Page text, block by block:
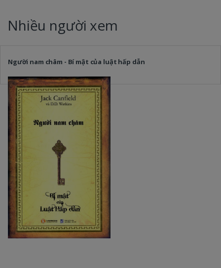
Nhiều người xem
Người nam châm - Bí mật của luật hấp dẫn